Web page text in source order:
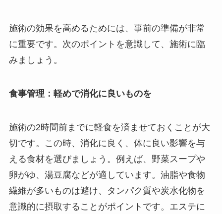
施術の効果を高めるためには、事前の準備が非常
に重要です。次のポイントを意識して、施術に臨
みましょう。
食事管理：軽めで消化に良いものを
施術の2時間前までに軽食を済ませておくことが大
切です。この時、消化に良く、体に良い影響を与
える食材を選びましょう。例えば、野菜スープや
卵がゆ、湯豆腐などが適しています。油脂や食物
繊維が多いものは避け、タンパク質や炭水化物を
意識的に摂取することがポイントです。エステに